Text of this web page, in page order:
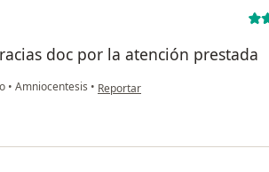
doc por la atención prestada
• Amniocentesis • en opinión del usuario Nelis
Reportar